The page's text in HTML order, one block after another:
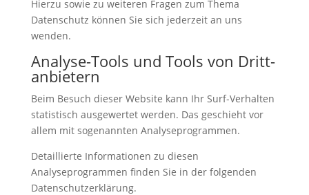
Hierzu sowie zu weiteren Fragen zum Thema
Datenschutz können Sie sich jederzeit an uns
wenden.
Analyse-Tools und Tools von Dritt­
anbietern
Beim Besuch dieser Website kann Ihr Surf-Verhalten
statistisch ausgewertet werden. Das geschieht vor
allem mit sogenannten Analyseprogrammen.
Detaillierte Informationen zu diesen
Analyseprogrammen finden Sie in der folgenden
Datenschutzerklärung.